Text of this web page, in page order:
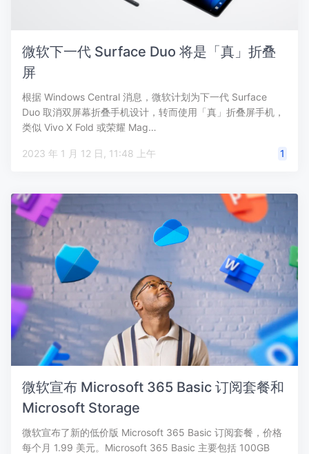
微软下一代 Surface Duo 将是「真」折叠
屏
根据 Windows Central 消息，微软计划为下一代 Surface
Duo 取消双屏幕折叠手机设计，转而使用「真」折叠屏手机，
类似 Vivo X Fold 或荣耀 Mag…
2023 年 1 月 12 日, 11:48 上午 1
微软宣布 Microsoft 365 Basic 订阅套餐和
Microsoft Storage
微软宣布了新的低价版 Microsoft 365 Basic 订阅套餐，价格
每个月 1.99 美元。Microsoft 365 Basic 主要包括 100GB